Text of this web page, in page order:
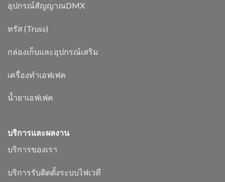
อุปกรณ์สัญญาณDMX
ทรัส (Truss)
กล่องเก็บและอุปกรณ์เสริม
เครื่องทำเอฟเฟค
น้ำยาเอฟเฟค
บริการและผลงาน
บริการของเรา
บริการรับติดตั้งระบบไฟเวที